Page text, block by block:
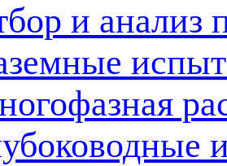
и анализ